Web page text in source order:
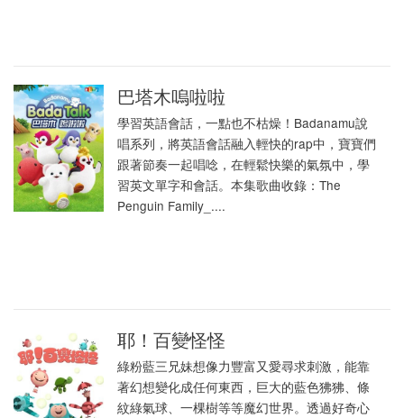
巴塔木嗚啦啦
學習英語會話，一點也不枯燥！Badanamu說
唱系列，將英語會話融入輕快的rap中，寶寶們
跟著節奏一起唱唸，在輕鬆快樂的氣氛中，學
習英文單字和會話。本集歌曲收錄：The
Penguin Family_....
耶！百變怪怪
綠粉藍三兄妹想像力豐富又愛尋求刺激，能靠
著幻想變化成任何東西，巨大的藍色狒狒、條
紋綠氣球、一棵樹等等魔幻世界。透過好奇心